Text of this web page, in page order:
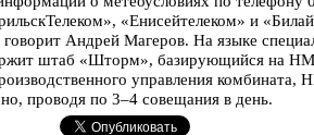
«Енисейтелеком» и
Андрей Магеров. На языке
штаб «Шторм», базирующийся на
управления комбината,
проводя по 3–4 совещания в день.